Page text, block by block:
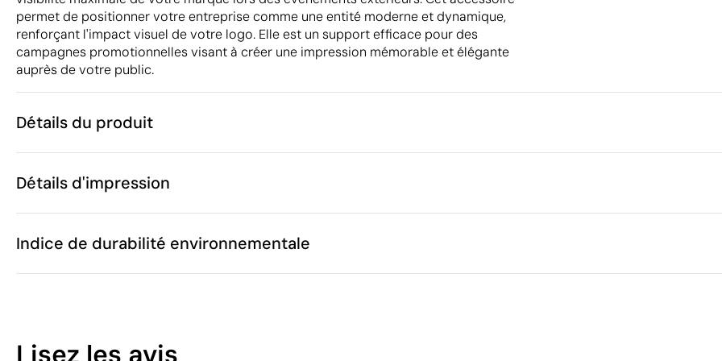
permet de positionner votre entreprise comme une entité moderne et dynamique,
renforçant l'impact visuel de votre logo. Elle est un support efficace pour des
campagnes promotionnelles visant à créer une impression mémorable et élégante
auprès de votre public.
Détails du produit
Caractéristiques
Code du produit
Matière
Coton / Polyester épais
Pays de fabrication
Chine
Emballage
Volume de la boîte extérieure
Détails d'impression
Indice de durabilité environnementale
42